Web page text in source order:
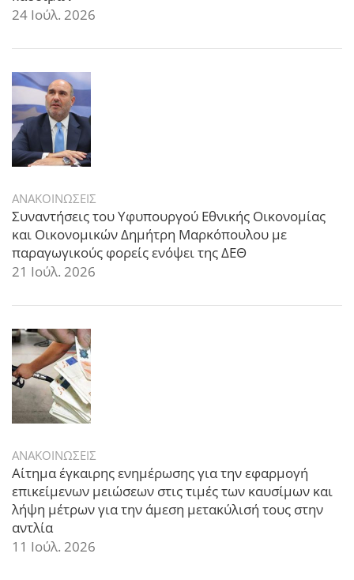
24 Ιούλ. 2026
ΑΝΑΚΟΙΝΩΣΕΙΣ
Συναντήσεις του Υφυπουργού Εθνικής Οικονομίας
και Οικονομικών Δημήτρη Μαρκόπουλου με
παραγωγικούς φορείς ενόψει της ΔΕΘ
21 Ιούλ. 2026
ΑΝΑΚΟΙΝΩΣΕΙΣ
Αίτημα έγκαιρης ενημέρωσης για την εφαρμογή
επικείμενων μειώσεων στις τιμές των καυσίμων και
λήψη μέτρων για την άμεση μετακύλισή τους στην
αντλία
11 Ιούλ. 2026